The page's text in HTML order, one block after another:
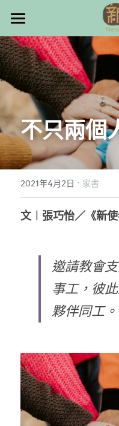
最新消息
關於我們
雜誌目錄
雜誌專欄
最新文章
編者的話
本期主題
台灣教會人物檔
乘著夢想去旅行
成長部落格
解惑之窗
母語葡萄園
畫話人生
寫寫畫畫
漫畫
訂購/奉獻/廣告刊登
好站連結
搜索
不只兩個
2021年4月2日 · 家書
文︱張巧怡／《新
邀請教會
事工，彼
夥伴同工。
所有商品分類